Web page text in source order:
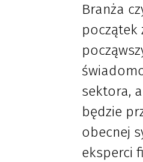
Branża
początek
sektora,
będzie
obecnej
eksperci